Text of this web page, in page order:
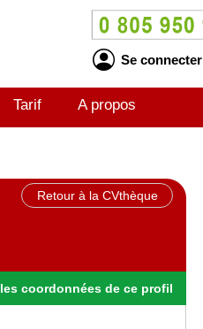
Se connecter
Tarif A propos
Retour à la CVthèque
les coordonnées de ce profil